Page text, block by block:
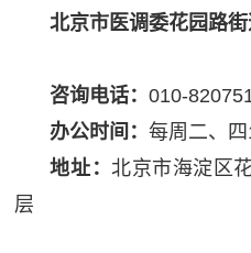
北京市医调委花园路
咨询电话：010-
办公时间：每周二、
地址：北京市海淀区
层